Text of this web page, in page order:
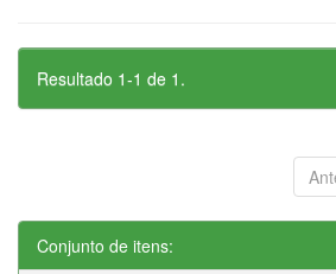
Resultado 1-1 de 1.
Conjunto de itens: